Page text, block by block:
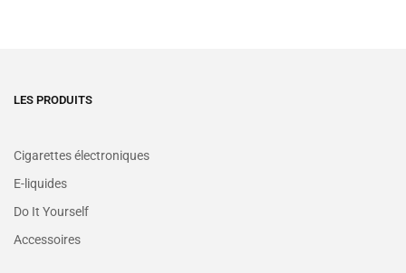
LES PRODUITS
Cigarettes électroniques
E-liquides
Do It Yourself
Accessoires